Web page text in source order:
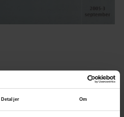
Detaljer Om